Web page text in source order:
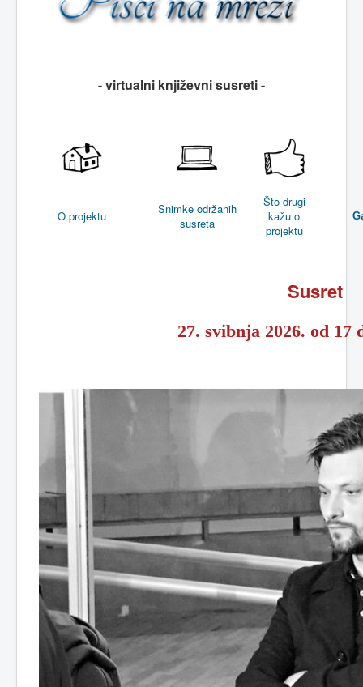
- virtualni književni susreti -
O projektu
Snimke održanih
susreta
Što drugi
kažu o
projektu
Susret
27. svibnja 2026. od 17